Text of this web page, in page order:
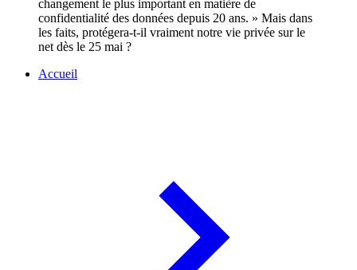
changement le plus important en matière de
confidentialité des données depuis 20 ans. » Mais dans
les faits, protégera-t-il vraiment notre vie privée sur le
net dès le 25 mai ?
Accueil